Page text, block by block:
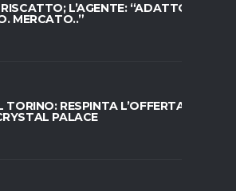
L’AGENTE: “ADATTO AL
MERCATO..”
TORINO: RESPINTA L’OFFERTA DI
PALACE